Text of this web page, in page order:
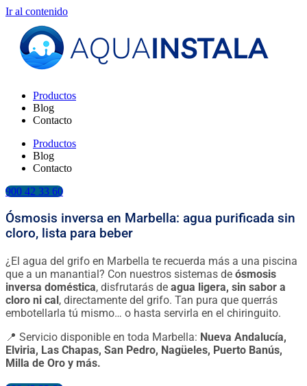
Ir al contenido
Productos
Blog
Contacto
Productos
Blog
Contacto
900 42 33 60
Ósmosis inversa en Marbella: agua purificada sin
cloro, lista para beber
¿El agua del grifo en Marbella te recuerda más a una piscina
que a un manantial? Con nuestros sistemas de ósmosis
inversa doméstica, disfrutarás de agua ligera, sin sabor a
cloro ni cal, directamente del grifo. Tan pura que querrás
embotellarla tú mismo… o hasta servirla en el chiringuito.
📍 Servicio disponible en toda Marbella: Nueva Andalucía,
Elviria, Las Chapas, San Pedro, Nagüeles, Puerto Banús,
Milla de Oro y más.